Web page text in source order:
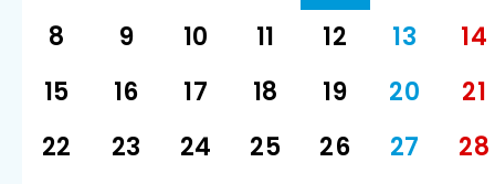
8
9 10 11 12 13
14
15
16 17 18 19 20
21
22
23 24 25 26 27
28